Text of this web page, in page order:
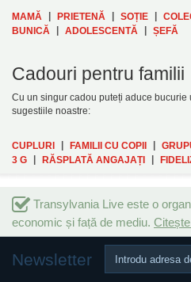
MAMĂ PRIETENĂ SOȚIE
BUNICĂ
ADOLESCENTĂ ȘEFĂ
Cadouri pentru familii
Cu un singur cadou puteți aduce bucurie
sugestiile noastre:
CUPLURI FAMILII CU COPII
3 G
RĂSPLATĂ ANGAJAȚI
Transylvania Live este o
economic și față de mediu.
Newsletter